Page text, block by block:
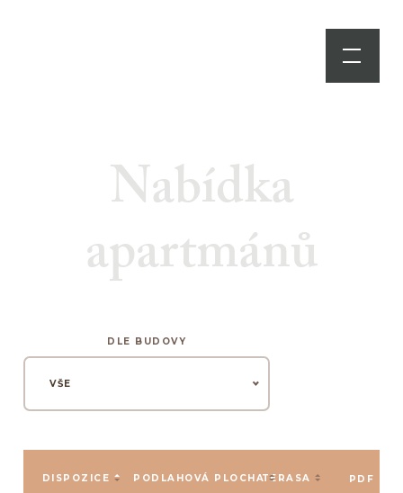
Nabídka
apartmánů
DLE BUDOVY
VŠE
DISPOZICE PODLAHOVÁ PLOCHATERASA PDF